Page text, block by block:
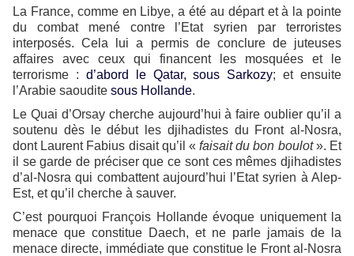
La France, comme en Libye, a été au départ et à la pointe
du combat mené contre l’Etat syrien par terroristes
interposés. Cela lui a permis de conclure de juteuses
affaires avec ceux qui financent les mosquées et le
terrorisme : d’abord le Qatar, sous Sarkozy; et ensuite
l’Arabie saoudite sous Hollande.
Le Quai d’Orsay cherche aujourd’hui à faire oublier qu’il a
soutenu dès le début les djihadistes du Front al-Nosra,
dont Laurent Fabius disait qu’il « faisait du bon boulot». Et
il se garde de préciser que ce sont ces mêmes djihadistes
d’al-Nosra qui combattent aujourd’hui l’Etat syrien à Alep-
Est, et qu’il cherche à sauver.
C’est pourquoi François Hollande évoque uniquement la
menace que constitue Daech, et ne parle jamais de la
menace directe, immédiate que constitue le Front al-Nosra